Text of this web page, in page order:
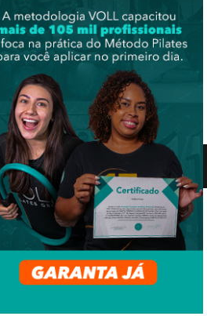
ou está apenas começando a
das principais preocupações é
a prática, pois é fundamental
estar. A falta de hidratação
Todos os direitos reservados.